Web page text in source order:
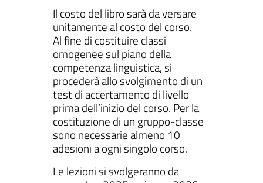
Il costo del libro sarà da versare
unitamente al costo del corso.
Al fine di costituire classi
omogenee sul piano della
competenza linguistica, si
procederà allo svolgimento di un
test di accertamento di livello
prima dell’inizio del corso. Per la
costituzione di un gruppo-classe
sono necessarie almeno 10
adesioni a ogni singolo corso.
Le lezioni si svolgeranno da